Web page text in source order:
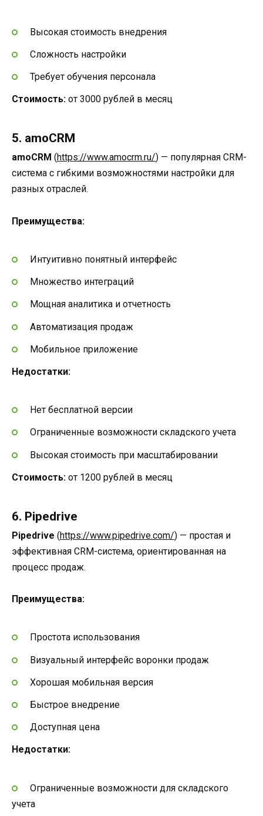
Высокая стоимость внедрения
Сложность настройки
Требует обучения персонала
Стоимость: от 3000 рублей в месяц
5. amoCRM
amoCRM (https://www.amocrm.ru/) — популярная CRM-
система с гибкими возможностями настройки для
разных отраслей.
Преимущества:
Интуитивно понятный интерфейс
Множество интеграций
Мощная аналитика и отчетность
Автоматизация продаж
Мобильное приложение
Недостатки:
Нет бесплатной версии
Ограниченные возможности складского учета
Высокая стоимость при масштабировании
Стоимость: от 1200 рублей в месяц
6. Pipedrive
Pipedrive (https://www.pipedrive.com/) — простая и
эффективная CRM-система, ориентированная на
процесс продаж.
Преимущества:
Простота использования
Визуальный интерфейс воронки продаж
Хорошая мобильная версия
Быстрое внедрение
Доступная цена
Недостатки:
Ограниченные возможности для складского
учета